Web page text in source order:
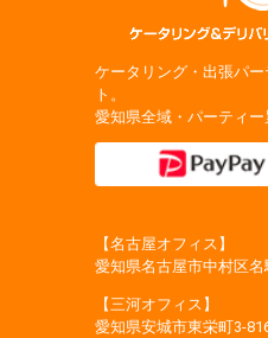
ケータリング・出張パ
ト。
愛知県全域・パーティー
【名古屋オフィス】
愛知県名古屋市中村区名
【三河オフィス】
愛知県安城市東栄町